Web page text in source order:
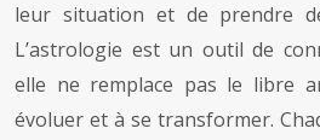
leur situation et de prendre
L’astrologie est un outil de
elle ne remplace pas le libre
évoluer et à se transformer.